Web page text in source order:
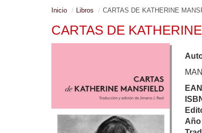
Inicio Libros CARTAS DE KATHERINE
CARTAS DE